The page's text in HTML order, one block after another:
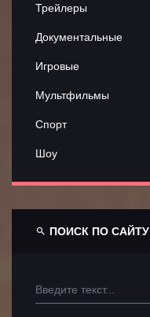
Аниме
Контакты
Трейлеры
Документальные
Игровые
Мультфильмы
Спорт
Шоу
ПОИСК ПО САЙТУ